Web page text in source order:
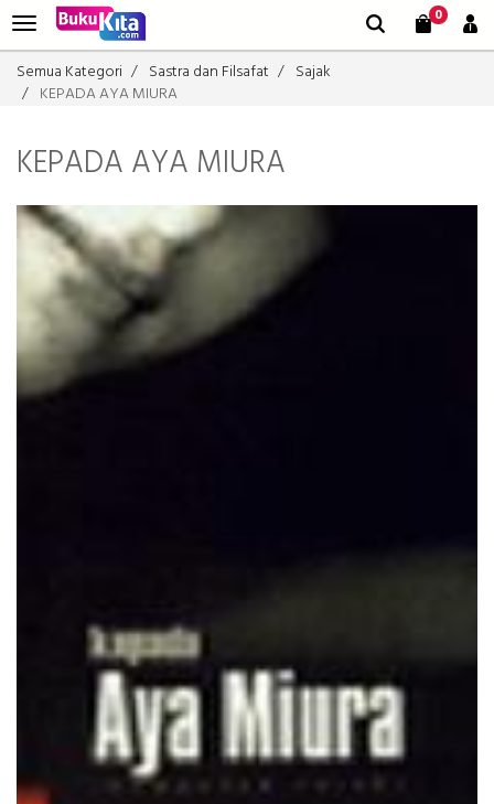
0
Semua Kategori Sastra dan Filsafat
Sajak
KEPADA AYA MIURA
KEPADA AYA MIURA